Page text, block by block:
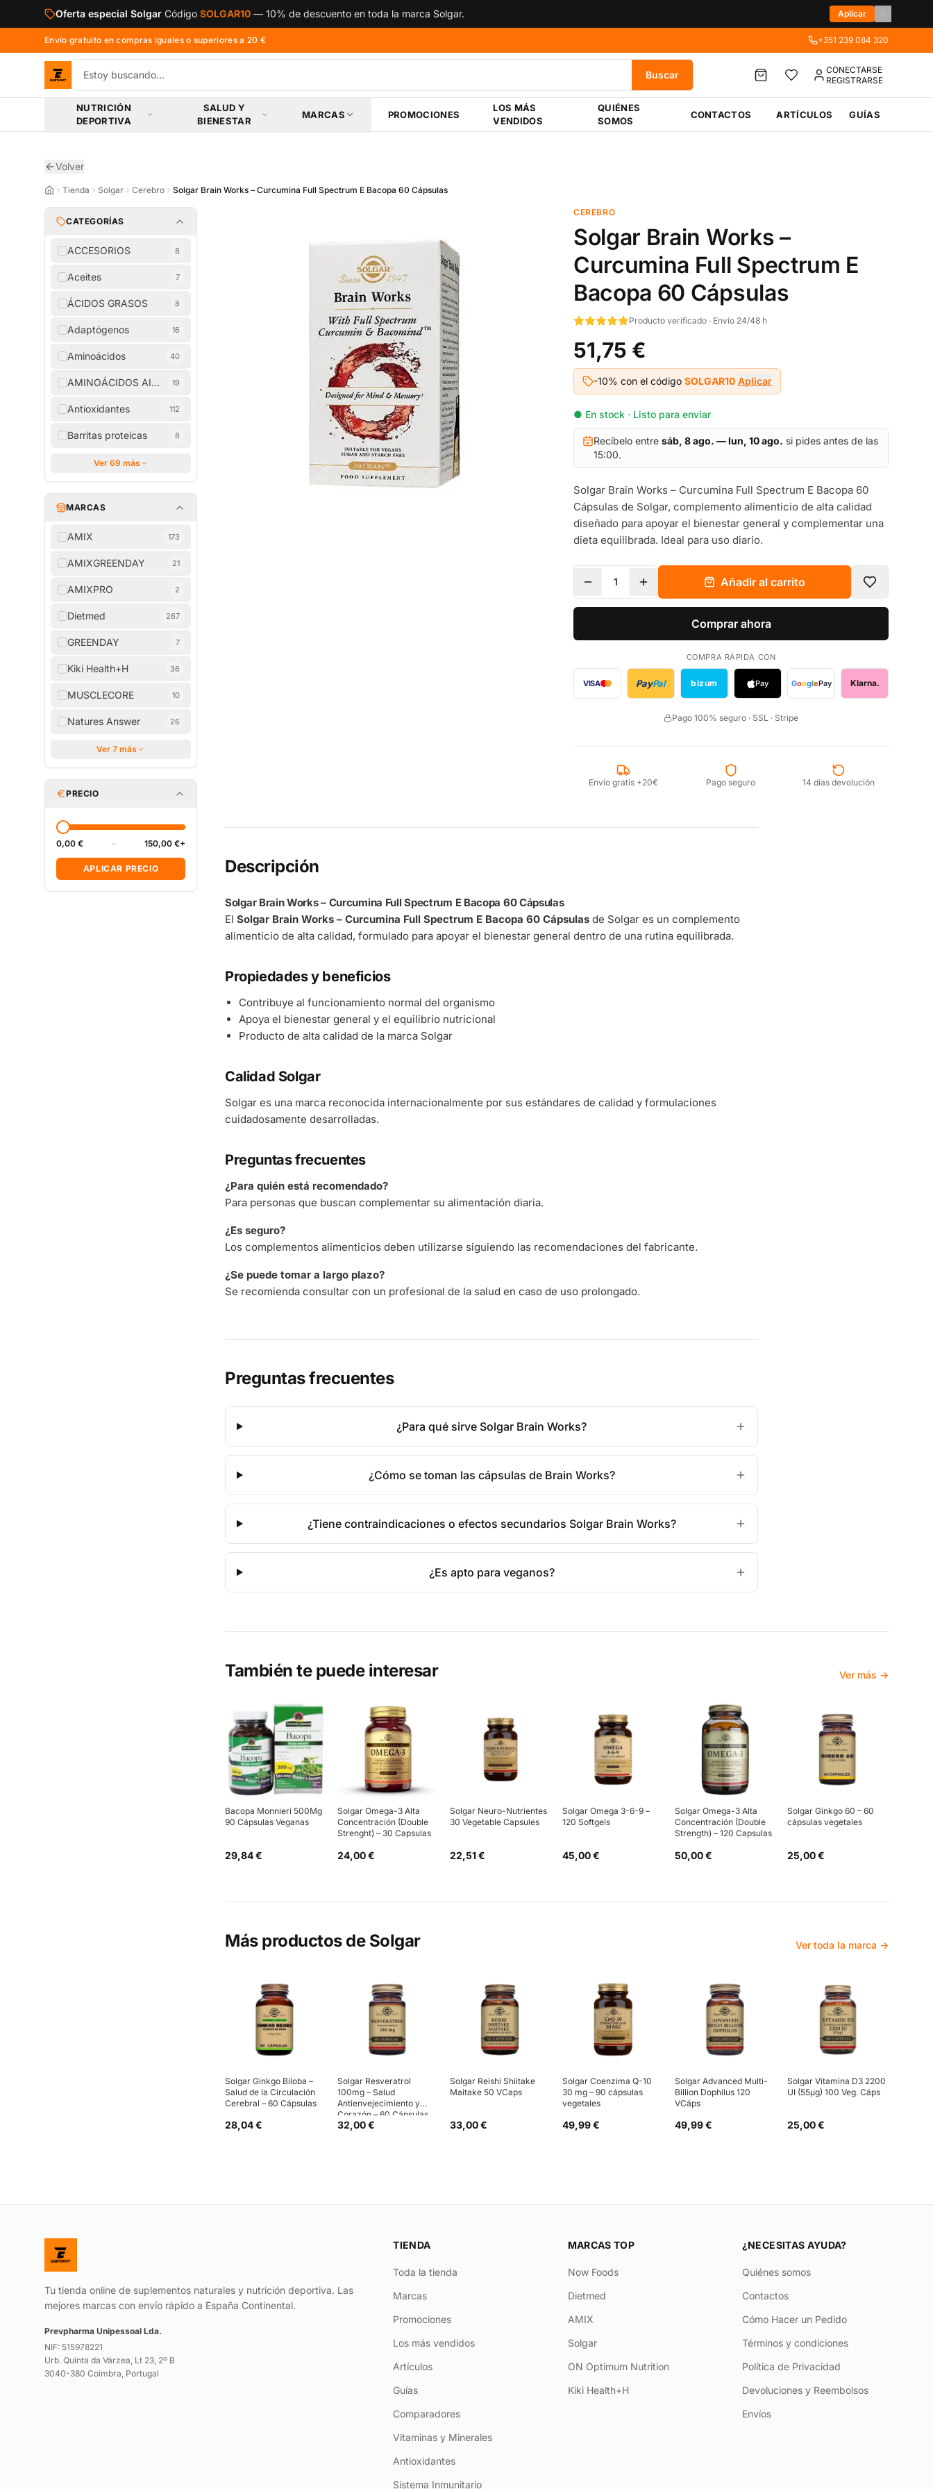
Saltar al contenido principal
Oferta especial Solgar Código SOLGAR10 — 10% de descuento en toda la marca Solgar. Aplicar
Envío gratuito en compras iguales o superiores a 20 € +351 239 084 320
Buscar
CONECTARSE
REGISTRARSE
NUTRICIÓN
DEPORTIVA
SALUD Y
BIENESTAR
MARCAS PROMOCIONES
LOS MÁS
VENDIDOS
QUIÉNES
SOMOS
CONTACTOS ARTÍCULOS GUÍAS
Volver
Tienda Solgar Cerebro Solgar Brain Works – Curcumina Full Spectrum E Bacopa 60 Cápsulas
CATEGORÍAS
ACCESORIOS 8
Aceites 7
ÁCIDOS GRASOS 8
Adaptógenos 16
Aminoácidos 40
AMINOÁCIDOS AISLADOS
19
Antioxidantes 112
Barritas proteicas 8
Ver 69 más
MARCAS
AMIX 173
AMIXGREENDAY 21
AMIXPRO 2
Dietmed 267
GREENDAY 7
Kiki Health+H 36
MUSCLECORE 10
Natures Answer 26
Ver 7 más
PRECIO
0,00 € – 150,00 €+
APLICAR PRECIO
CEREBRO
Solgar Brain Works –
Curcumina Full Spectrum E
Bacopa 60 Cápsulas
Producto verificado · Envío 24/48 h
51,75 €
-10% con el código SOLGAR10 Aplicar
● En stock · Listo para enviar
Recíbelo entre sáb, 8 ago. — lun, 10 ago. si pides antes de las
15:00.
Solgar Brain Works – Curcumina Full Spectrum E Bacopa 60
Cápsulas de Solgar, complemento alimenticio de alta calidad
diseñado para apoyar el bienestar general y complementar una
dieta equilibrada. Ideal para uso diario.
1 Añadir al carrito
Comprar ahora
COMPRA RÁPIDA CON
VISA PayPal bizum Pay GooglePay Klarna.
Pago 100% seguro · SSL · Stripe
Envío gratis +20€ Pago seguro 14 días devolución
Descripción
Solgar Brain Works – Curcumina Full Spectrum E Bacopa 60 Cápsulas
El Solgar Brain Works – Curcumina Full Spectrum E Bacopa 60 Cápsulas de Solgar es un complemento
alimenticio de alta calidad, formulado para apoyar el bienestar general dentro de una rutina equilibrada.
Propiedades y beneficios
Contribuye al funcionamiento normal del organismo
Apoya el bienestar general y el equilibrio nutricional
Producto de alta calidad de la marca Solgar
Calidad Solgar
Solgar es una marca reconocida internacionalmente por sus estándares de calidad y formulaciones
cuidadosamente desarrolladas.
Preguntas frecuentes
¿Para quién está recomendado?
Para personas que buscan complementar su alimentación diaria.
¿Es seguro?
Los complementos alimenticios deben utilizarse siguiendo las recomendaciones del fabricante.
¿Se puede tomar a largo plazo?
Se recomienda consultar con un profesional de la salud en caso de uso prolongado.
Preguntas frecuentes
¿Para qué sirve Solgar Brain Works?
¿Cómo se toman las cápsulas de Brain Works?
¿Tiene contraindicaciones o efectos secundarios Solgar Brain Works?
¿Es apto para veganos?
También te puede interesar Ver más →
Bacopa Monnieri 500Mg
90 Cápsulas Veganas
29,84 €
Solgar Omega-3 Alta
Concentración (Double
Strenght) – 30 Capsulas
24,00 €
Solgar Neuro-Nutrientes
30 Vegetable Capsules
22,51 €
Solgar Omega 3-6-9 –
120 Softgels
45,00 €
Solgar Omega-3 Alta
Concentración (Double
Strength) – 120 Capsulas
50,00 €
Solgar Ginkgo 60 – 60
cápsulas vegetales
25,00 €
Más productos de Solgar Ver toda la marca →
Solgar Ginkgo Biloba –
Salud de la Circulación
Cerebral – 60 Cápsulas
28,04 €
Solgar Resveratrol
100mg – Salud
Antienvejecimiento y
Corazón – 60 Cápsulas
32,00 €
Solgar Reishi Shiitake
Maitake 50 VCaps
33,00 €
Solgar Coenzima Q-10
30 mg – 90 cápsulas
vegetales
49,99 €
Solgar Advanced Multi-
Billion Dophilus 120
VCáps
49,99 €
Solgar Vitamina D3 2200
UI (55µg) 100 Veg. Cáps
25,00 €
Tu tienda online de suplementos naturales y nutrición deportiva. Las
mejores marcas con envío rápido a España Continental.
Prevpharma Unipessoal Lda.
NIF: 515978221
Urb. Quinta da Várzea, Lt 23, 2º B
3040-380 Coimbra, Portugal
TIENDA
Toda la tienda
Marcas
Promociones
Los más vendidos
Artículos
Guías
Comparadores
Vitaminas y Minerales
Antioxidantes
Sistema Inmunitario
MARCAS TOP
Now Foods
Dietmed
AMIX
Solgar
ON Optimum Nutrition
Kiki Health+H
¿NECESITAS AYUDA?
Quiénes somos
Contactos
Cómo Hacer un Pedido
Términos y condiciones
Política de Privacidad
Devoluciones y Reembolsos
Envíos